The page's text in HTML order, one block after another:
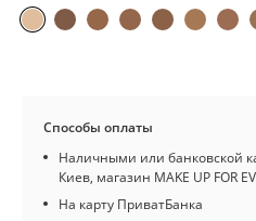
Способы оплаты
Наличными или банковской
Киев, магазин MAKE UP FOR
На карту ПриватБанка